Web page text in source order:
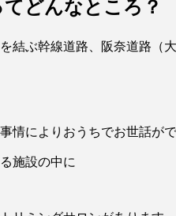
どんなところ？
結ぶ幹線道路、阪奈道路（
情によりおうちでお世話が
施設の中に